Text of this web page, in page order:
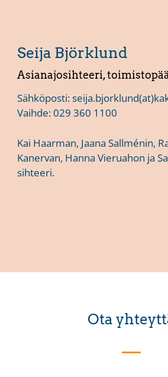
Seija Björklund
Asianajosihteeri,
Sähköposti:
Vaihde:029 360 1100
Kai Haarman, Jaana Sallménin,
Kanervan, Hanna Vieruahon ja
sihteeri.
Ota